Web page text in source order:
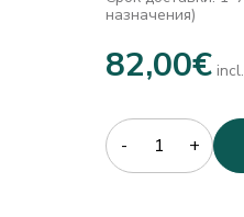
назначения)
82,00€
Quantity